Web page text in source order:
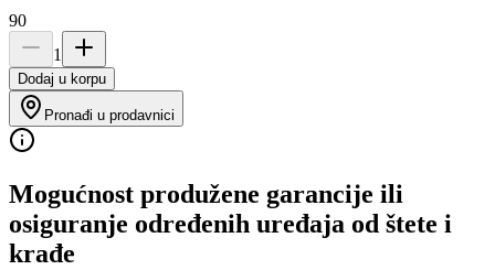
90
1
Dodaj u korpu
Pronađi u prodavnici
Mogućnost produžene garancije ili
osiguranje određenih uređaja od štete i
krađe